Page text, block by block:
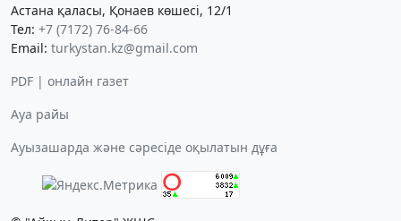
Астана қаласы, Қонаев көшесі, 12/1
Тел: +7 (7172) 76-84-66
Email: turkystan.kz@gmail.com
PDF | онлайн газет
Ауа райы
Ауызашарда және сәресіде оқылатын дұға